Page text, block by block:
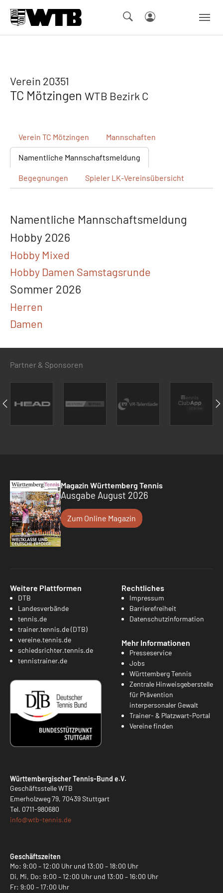
Verein 20351
TC Mötzingen WTB Bezirk C
Verein TC Mötzingen Mannschaften
Namentliche Mannschaftsmeldung
Begegnungen Spieler LK-Vereinsübersicht
Namentliche Mannschaftsmeldung
Hobby 2026
Hobby Mixed
Hobby Damen Samstagsrunde
Sommer 2026
Herren
Damen
Partner & Sponsoren
Magazin Württemberg Tennis
Ausgabe August 2026
Zum Online Magazin
Weitere Plattformen
DTB
Landesverbände
tennis.de
trainer.tennis.de (DTB)
vereine.tennis.de
schiedsrichter.tennis.de
tennistrainer.de
Rechtliches
Impressum
Barrierefreiheit
Datenschutzinformation
Mehr Informationen
Presseservice
Jobs
Württemberg Tennis
Zentrale Hinweisgeberstelle
für Prävention
interpersonaler Gewalt
Trainer- & Platzwart-Portal
Vereine finden
Württembergischer Tennis-Bund e.V.
Geschäftsstelle WTB
Emerholzweg 79, 70439 Stuttgart
Tel. 0711-980680
info@wtb-tennis.de
Geschäftszeiten
Mo: 9:00 – 12:00 Uhr und 13:00 – 18:00 Uhr
Di, Mi, Do: 9:00 – 12:00 Uhr und 13:00 – 16:00 Uhr
Fr: 9:00 – 17:00 Uhr